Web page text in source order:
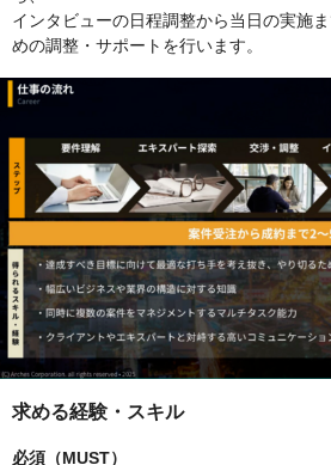
インタビューの日程調整から当日の実施
めの調整・サポートを行います。
求める経験・スキル
必須（MUST）